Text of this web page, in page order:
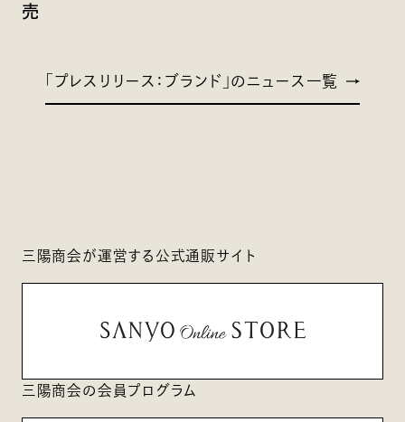
売
「プレスリリース：ブランド」のニュース一覧
三陽商会が運営する公式通販サイト
三陽商会の会員プログラム